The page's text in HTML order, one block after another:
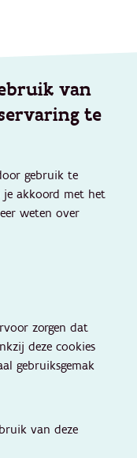
van
te
gebruik te
je akkoord met het
weten over
zorgen dat
deze cookies
gebruiksgemak
van deze